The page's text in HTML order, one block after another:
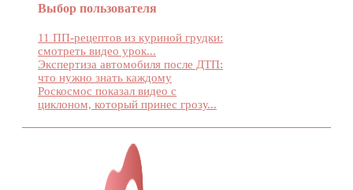
Выбор пользователя
11 ПП-рецептов из куриной грудки:
смотреть видео урок...
Экспертиза автомобиля после ДТП:
что нужно знать каждому
Роскосмос показал видео с
циклоном, который принес грозу...